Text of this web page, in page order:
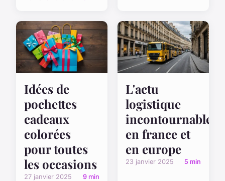
Idées de
pochettes
cadeaux
colorées
pour toutes
les occasions
27 janvier 2025 9 min
L'actu
logistique
incontournable
en france et
en europe
23 janvier 2025 5 min